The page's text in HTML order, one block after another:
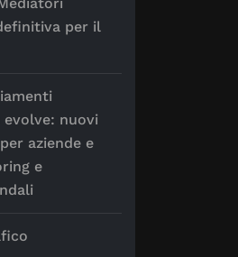
per il
evolve: nuovi
aziende e
e